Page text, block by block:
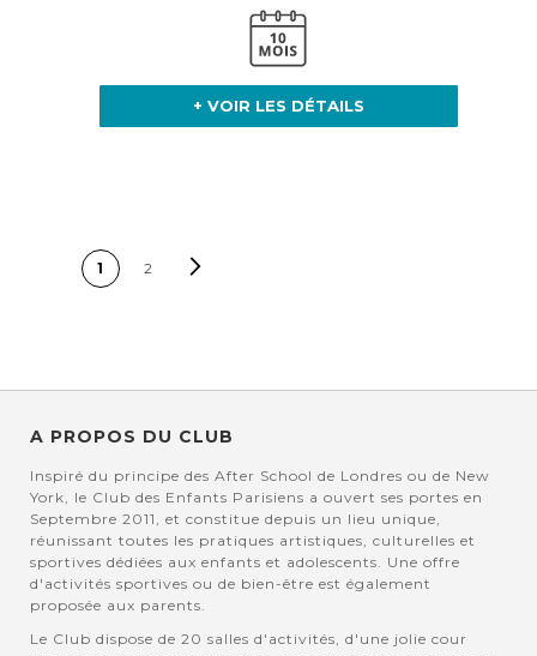
+ VOIR LES DÉTAILS
Vous lisez
1 2
A PROPOS DU CLUB
Inspiré du principe des After School de Londres ou de New
York, le Club des Enfants Parisiens a ouvert ses portes en
Septembre 2011, et constitue depuis un lieu unique,
réunissant toutes les pratiques artistiques, culturelles et
sportives dédiées aux enfants et adolescents. Une offre
d'activités sportives ou de bien-être est également
proposée aux parents.
Le Club dispose de 20 salles d'activités, d'une jolie cour